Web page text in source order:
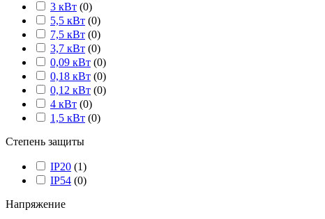
3 кВт (0)
5,5 кВт (0)
7,5 кВт (0)
3,7 кВт (0)
0,09 кВт (0)
0,18 кВт (0)
0,12 кВт (0)
4 кВт (0)
1,5 кВт (0)
Степень защиты
IP20 (1)
IP54 (0)
Напряжение